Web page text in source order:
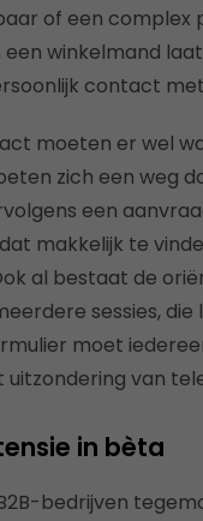
of een complex
winkelmand
contact
moeten er wel
zich een weg
een
makkelijk te
al bestaat de
sessies,
moet
uitzondering van
in bèta
bedrijven